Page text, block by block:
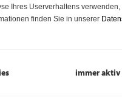
Ihres Userverhaltens
finden Sie in unserer
immer aktiv